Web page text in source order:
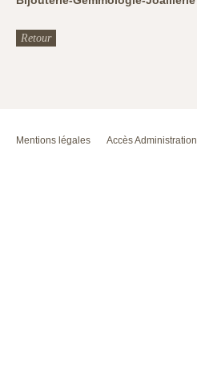
Retour
Mentions légales Accès Administration